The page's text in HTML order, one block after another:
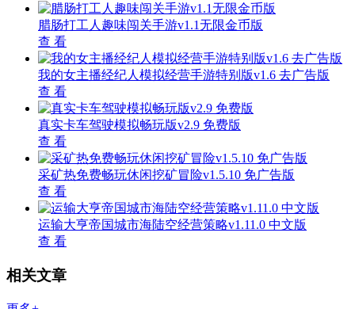
腊肠打工人趣味闯关手游v1.1无限金币版
查 看
我的女主播经纪人模拟经营手游特别版v1.6 去广告版
查 看
真实卡车驾驶模拟畅玩版v2.9 免费版
查 看
采矿热免费畅玩休闲挖矿冒险v1.5.10 免广告版
查 看
运输大亨帝国城市海陆空经营策略v1.11.0 中文版
查 看
相关文章